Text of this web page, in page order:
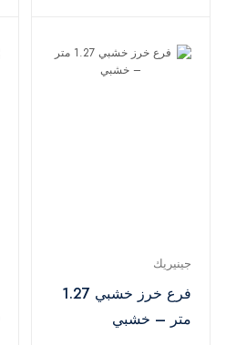
جينيريك
فرع خرز خشبي 1.27
متر – خشبي